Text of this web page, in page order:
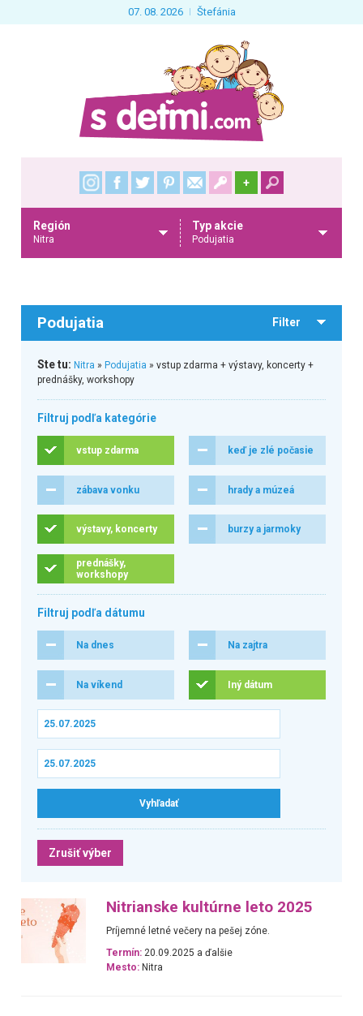
07. 08. 2026 Štefánia
+
Región
Nitra
Typ akcie
Podujatia
Podujatia Filter
Ste tu: Nitra » Podujatia » vstup zdarma + výstavy, koncerty +
prednášky, workshopy
Filtruj podľa kategórie
vstup zdarma keď je zlé počasie
zábava vonku hrady a múzeá
výstavy, koncerty burzy a jarmoky
prednášky,
workshopy
Filtruj podľa dátumu
Na dnes Na zajtra
Na víkend Iný dátum
Zrušiť výber
Nitrianske kultúrne leto 2025
Príjemné letné večery na pešej zóne.
Termín: 20.09.2025 a ďalšie
Mesto: Nitra